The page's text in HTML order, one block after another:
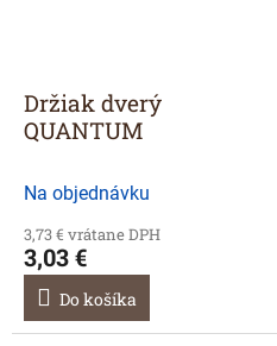
Držiak dverý
QUANTUM
Na objednávku
3,73 € vrátane DPH
3,03 €
Do košíka